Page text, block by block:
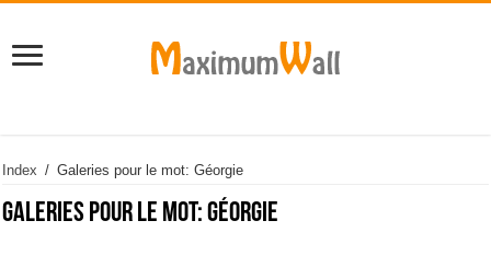
Index / Galeries pour le mot: Géorgie
Galeries pour le mot:Géorgie